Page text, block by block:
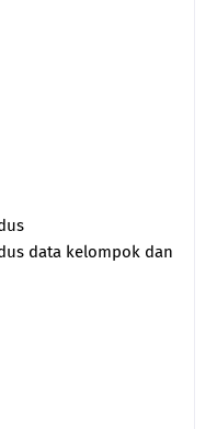
data kelompok dan